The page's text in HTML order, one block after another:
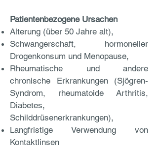
Patientenbezogene Ursachen
Alterung (über 50 Jahre alt),
Schwangerschaft, hormoneller
Drogenkonsum und Menopause,
Rheumatische und andere
chronische Erkrankungen (Sjögren-
Syndrom, rheumatoide Arthritis,
Diabetes,
Schilddrüsenerkrankungen),
Langfristige Verwendung von
Kontaktlinsen